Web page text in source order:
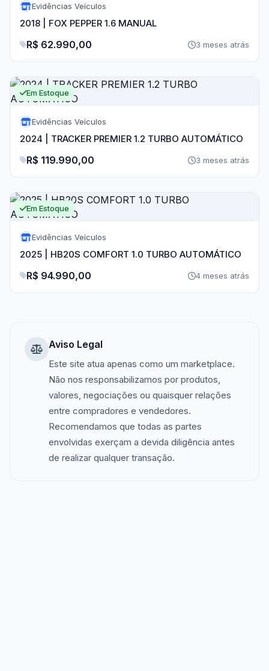
Evidências Veículos
2018 | FOX PEPPER 1.6 MANUAL
R$ 62.990,00 3 meses atrás
Em Estoque
Evidências Veículos
2024 | TRACKER PREMIER 1.2 TURBO AUTOMÁTICO
R$ 119.990,00 3 meses atrás
Em Estoque
Evidências Veículos
2025 | HB20S COMFORT 1.0 TURBO AUTOMÁTICO
R$ 94.990,00 4 meses atrás
Aviso Legal
Este site atua apenas como um marketplace.
Não nos responsabilizamos por produtos,
valores, negociações ou quaisquer relações
entre compradores e vendedores.
Recomendamos que todas as partes
envolvidas exerçam a devida diligência antes
de realizar qualquer transação.